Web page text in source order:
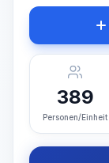
389
Personen/Einheit